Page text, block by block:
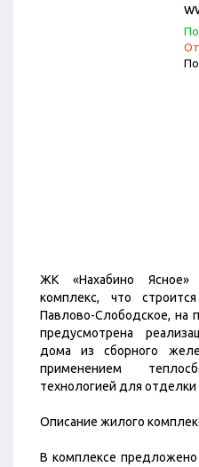
ЖК «Нахабино
комплекс, что
Павлово-Слободское, на
предусмотрена
дома из сборного
применением
технологией для
Описание жилого
В комплексе